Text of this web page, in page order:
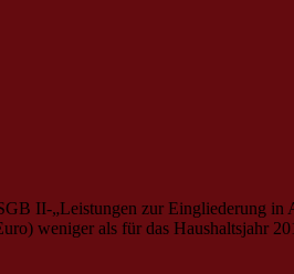
II-„Leistungen zur Eingliederung
weniger als für das Haushaltsjahr